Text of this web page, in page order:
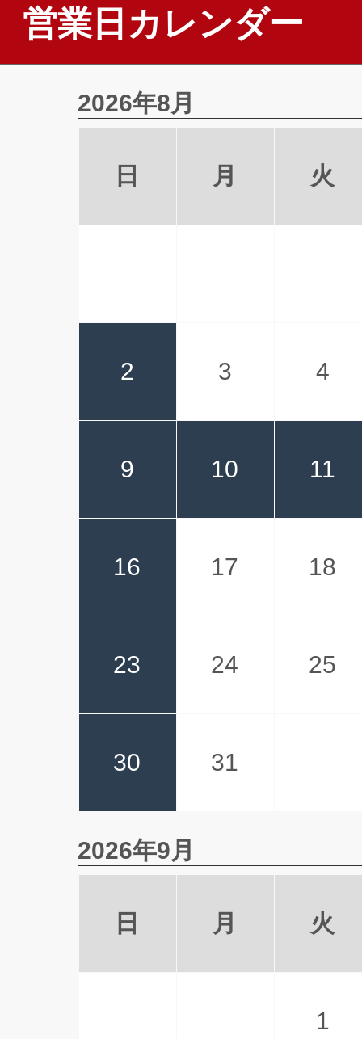
営業日カレンダー
2026年8月
日 月 火
2 3 4
9 10 11
16 17 18
23 24 25
30 31
2026年9月
日 月 火
1